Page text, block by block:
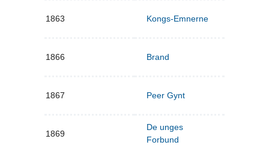
1863 Kongs-Emnerne
1866 Brand
1867 Peer Gynt
1869
De unges
Forbund